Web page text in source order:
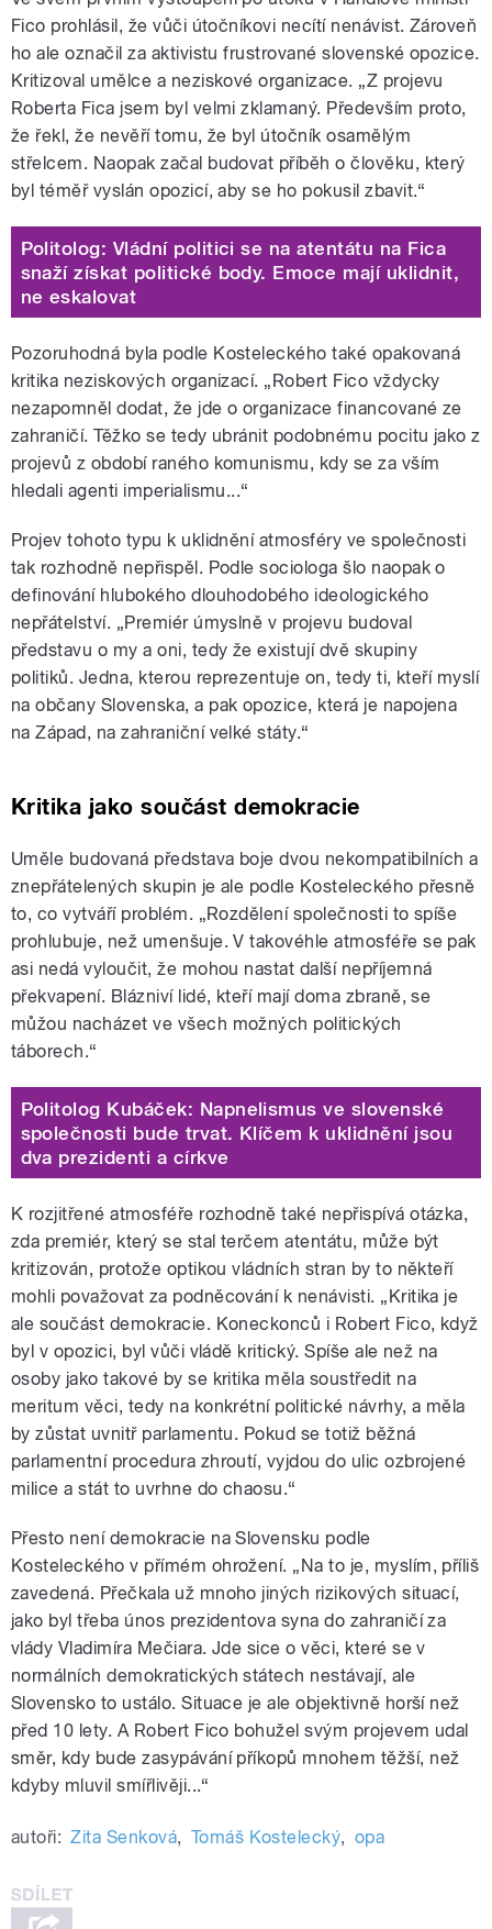
Fico prohlásil, že vůči útočníkovi necítí nenávist. Zároveň
ho ale označil za aktivistu frustrované slovenské opozice.
Kritizoval umělce a neziskové organizace. „Z projevu
Roberta Fica jsem byl velmi zklamaný. Především proto,
že řekl, že nevěří tomu, že byl útočník osamělým
střelcem. Naopak začal budovat příběh o člověku, který
byl téměř vyslán opozicí, aby se ho pokusil zbavit.“
Politolog: Vládní politici se na atentátu na Fica
snaží získat politické body. Emoce mají uklidnit,
ne eskalovat
Pozoruhodná byla podle Kosteleckého také opakovaná
kritika neziskových organizací. „Robert Fico vždycky
nezapomněl dodat, že jde o organizace financované ze
zahraničí. Těžko se tedy ubránit podobnému pocitu jako z
projevů z období raného komunismu, kdy se za vším
hledali agenti imperialismu...“
Projev tohoto typu k uklidnění atmosféry ve společnosti
tak rozhodně nepřispěl. Podle sociologa šlo naopak o
definování hlubokého dlouhodobého ideologického
nepřátelství. „Premiér úmyslně v projevu budoval
představu o my a oni, tedy že existují dvě skupiny
politiků. Jedna, kterou reprezentuje on, tedy ti, kteří myslí
na občany Slovenska, a pak opozice, která je napojena
na Západ, na zahraniční velké státy.“
Kritika jako součást demokracie
Uměle budovaná představa boje dvou nekompatibilních a
znepřátelených skupin je ale podle Kosteleckého přesně
to, co vytváří problém. „Rozdělení společnosti to spíše
prohlubuje, než umenšuje. V takovéhle atmosféře se pak
asi nedá vyloučit, že mohou nastat další nepříjemná
překvapení. Blázniví lidé, kteří mají doma zbraně, se
můžou nacházet ve všech možných politických
táborech.“
Politolog Kubáček: Napnelismus ve slovenské
společnosti bude trvat. Klíčem k uklidnění jsou
dva prezidenti a církve
K rozjitřené atmosféře rozhodně také nepřispívá otázka,
zda premiér, který se stal terčem atentátu, může být
kritizován, protože optikou vládních stran by to někteří
mohli považovat za podněcování k nenávisti. „Kritika je
ale součást demokracie. Koneckonců i Robert Fico, když
byl v opozici, byl vůči vládě kritický. Spíše ale než na
osoby jako takové by se kritika měla soustředit na
meritum věci, tedy na konkrétní politické návrhy, a měla
by zůstat uvnitř parlamentu. Pokud se totiž běžná
parlamentní procedura zhroutí, vyjdou do ulic ozbrojené
milice a stát to uvrhne do chaosu.“
Přesto není demokracie na Slovensku podle
Kosteleckého v přímém ohrožení. „Na to je, myslím, příliš
zavedená. Přečkala už mnoho jiných rizikových situací,
jako byl třeba únos prezidentova syna do zahraničí za
vlády Vladimíra Mečiara. Jde sice o věci, které se v
normálních demokratických státech nestávají, ale
Slovensko to ustálo. Situace je ale objektivně horší než
před 10 lety. A Robert Fico bohužel svým projevem udal
směr, kdy bude zasypávání příkopů mnohem těžší, než
kdyby mluvil smířlivěji...“
autoři: Zita Senková, Tomáš Kostelecký, opa